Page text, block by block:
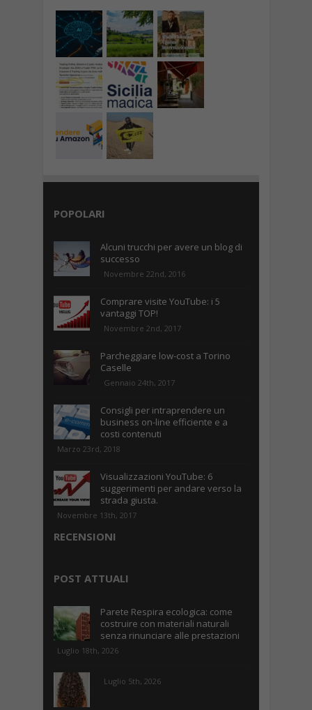
POPOLARI
Alcuni trucchi per avere un blog di
successo
Novembre 22nd, 2016
Comprare visite YouTube: i 5
vantaggi TOP!
Novembre 2nd, 2017
Parcheggiare low-cost a Torino
Caselle
Gennaio 24th, 2017
Consigli per intraprendere un
business on-line efficiente e a
costi contenuti
Marzo 23rd, 2018
Visualizzazioni YouTube: 6
suggerimenti per andare verso la
strada giusta.
Novembre 13th, 2017
RECENSIONI
POST ATTUALI
Parete Respira ecologica: come
costruire con materiali naturali
senza rinunciare alle prestazioni
Luglio 18th, 2026
Luglio 5th, 2026